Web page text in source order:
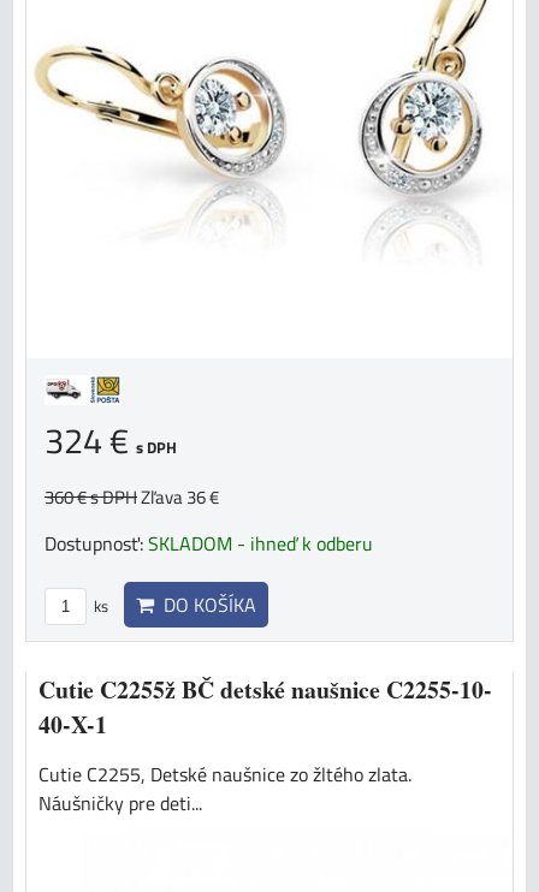
324 € s DPH
360 €s DPHZľava 36 €
Dostupnosť:SKLADOM - ihneď k odberu
ks DO KOŠÍKA
Cutie C2255ž BČ detské naušnice C2255-10-
40-X-1
Cutie C2255, Detské naušnice zo žltého zlata.
Náušničky pre deti...